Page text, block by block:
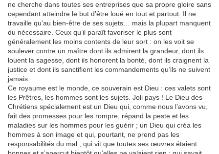
ne cherche dans toutes ses entreprises que sa propre gloire sans
cependant atteindre le but d’être loué en tout et partout. Il ne
travaille qu’au bien-être de ses sujets… mais la plupart manquent
du nécessaire. Ceux qu’il paraît favoriser le plus sont
généralement les moins contents de leur sort : on les voit se
soulever contre un maître dont ils admirent la grandeur, dont ils
louent la sagesse, dont ils honorent la bonté, dont ils craignent la
justice et dont ils sanctifient les commandements qu’ils ne suivent
jamais.
Ce royaume est le monde, ce souverain est Dieu : ces valets sont
les Prêtres, les hommes sont les sujets. Joli pays ! Le Dieu des
Chrétiens spécialement est un Dieu qui, comme nous l’avons vu,
fait des promesses pour les rompre, répand la peste et les
maladies sur les hommes pour les guérir ; un Dieu qui créa les
hommes à son image et qui, pourtant, ne prend pas les
responsabilités du mal ; qui vit que toutes ses œuvres étaient